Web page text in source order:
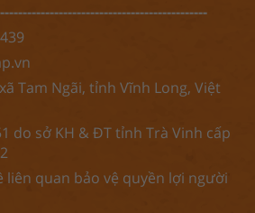
Tam Ngãi, tỉnh Vĩnh Long, Việt
do sở KH & ĐT tỉnh Trà Vinh cấp
liên quan bảo vệ quyền lợi người